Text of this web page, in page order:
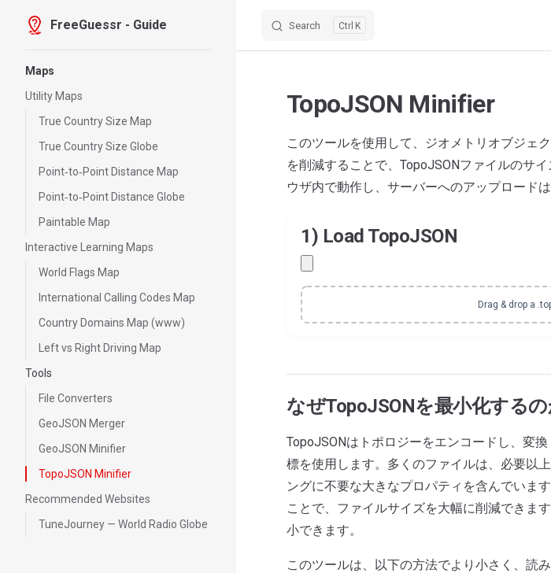
Skip to content
FreeGuessr - Guide Search K
Maps
Utility Maps
True Country Size Map
True Country Size Globe
Point‑to‑Point Distance Map
Point‑to‑Point Distance Globe
Paintable Map
Interactive Learning Maps
World Flags Map
International Calling Codes Map
Country Domains Map (www)
Left vs Right Driving Map
Tools
File Converters
GeoJSON Merger
GeoJSON Minifier
TopoJSON Minifier
Recommended Websites
TuneJourney — World Radio Globe
TopoJSON Minifier
このツールを使用して、ジオメトリオブジェ
を削減することで、TopoJSONファイルのサ
ウザ内で動作し、サーバーへのアップロードは
1) Load TopoJSON
Drag & drop a
なぜTopoJSONを最小化するの
TopoJSONはトポロジーをエンコードし、変
標を使用します。多くのファイルは、必要以
ングに不要な大きなプロパティを含んでいま
ことで、ファイルサイズを大幅に削減できま
小できます。
このツールは、以下の方法でより小さく、読